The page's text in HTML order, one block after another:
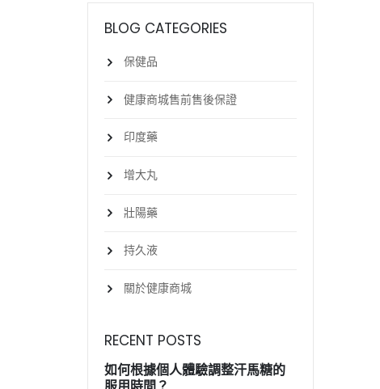
BLOG CATEGORIES
保健品
健康商城售前售後保證
印度藥
增大丸
壯陽藥
持久液
關於健康商城
RECENT POSTS
如何根據個人體驗調整汗馬糖的